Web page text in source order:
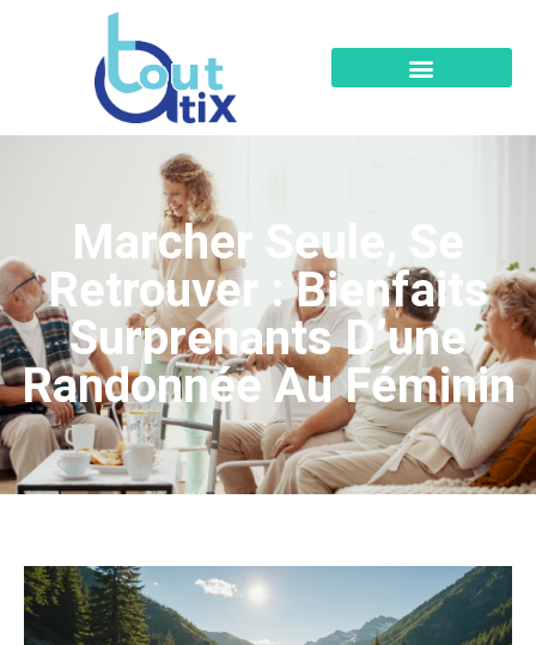
Marcher Seule, Se
Retrouver : Bienfaits
Surprenants D’une
Randonnée Au Féminin